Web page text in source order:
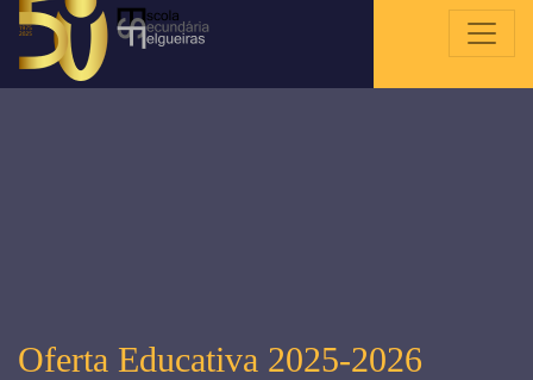
Oferta Educativa 2025-2026